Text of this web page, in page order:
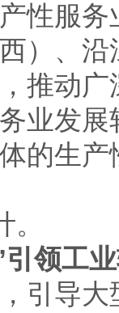
性服务
）、
推动
业发
的生
引领工
引导